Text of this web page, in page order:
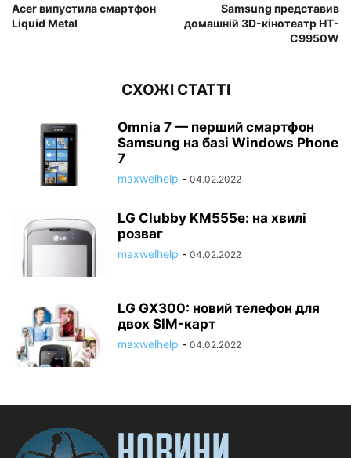
Acer випустила смартфон
Liquid Metal
Samsung представив
домашній 3D-кінотеатр HT-
C9950W
СХОЖІ СТАТТІ
Omnia 7 — перший смартфон
Samsung на базі Windows Phone
7
maxwelhelp - 04.02.2022
LG Clubby KM555e: на хвилі
розваг
maxwelhelp - 04.02.2022
LG GX300: новий телефон для
двох SIM-карт
maxwelhelp - 04.02.2022